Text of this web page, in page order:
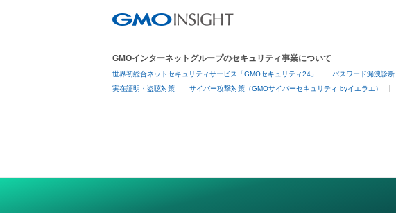
GMOインターネットグループのセキュリティ事業について
世界初総合ネットセキュリティサービス「GMOセキュリティ24」 パスワード漏洩診断
実在証明・盗聴対策 サイバー攻撃対策（GMOサイバーセキュリティ byイエラエ）